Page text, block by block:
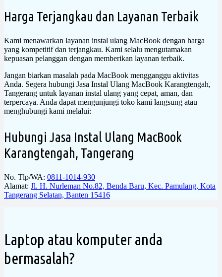
Harga Terjangkau dan Layanan Terbaik
Kami menawarkan layanan instal ulang MacBook dengan harga
yang kompetitif dan terjangkau. Kami selalu mengutamakan
kepuasan pelanggan dengan memberikan layanan terbaik.
Jangan biarkan masalah pada MacBook mengganggu aktivitas
Anda. Segera hubungi Jasa Instal Ulang MacBook Karangtengah,
Tangerang untuk layanan instal ulang yang cepat, aman, dan
terpercaya. Anda dapat mengunjungi toko kami langsung atau
menghubungi kami melalui:
Hubungi Jasa Instal Ulang MacBook
Karangtengah, Tangerang
No. Tlp/WA: 0811-1014-930
Alamat: Jl. H. Nurleman No.82, Benda Baru, Kec. Pamulang, Kota
Tangerang Selatan, Banten 15416
Laptop atau komputer anda
bermasalah?